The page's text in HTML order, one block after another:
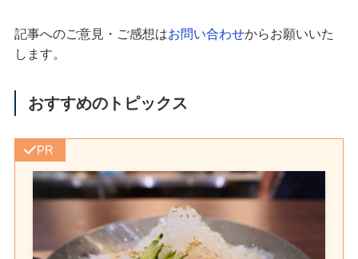
記事へのご意見・ご感想はお問い合わせからお願いいた
します。
おすすめのトピックス
PR